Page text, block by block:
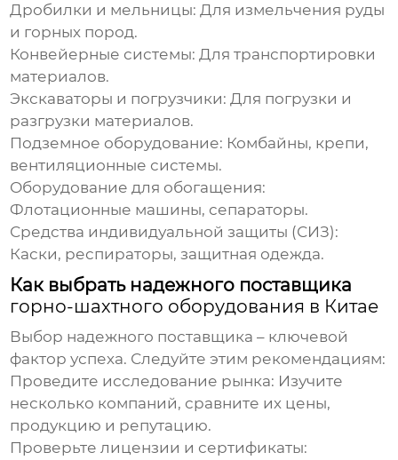
Дробилки и мельницы: Для измельчения руды
и горных пород.
Конвейерные системы: Для транспортировки
материалов.
Экскаваторы и погрузчики: Для погрузки и
разгрузки материалов.
Подземное оборудование: Комбайны, крепи,
вентиляционные системы.
Оборудование для обогащения:
Флотационные машины, сепараторы.
Средства индивидуальной защиты (СИЗ):
Каски, респираторы, защитная одежда.
Как выбрать надежного поставщика
горно-шахтного оборудования в Китае
Выбор надежного поставщика – ключевой
фактор успеха. Следуйте этим рекомендациям:
Проведите исследование рынка: Изучите
несколько компаний, сравните их цены,
продукцию и репутацию.
Проверьте лицензии и сертификаты: